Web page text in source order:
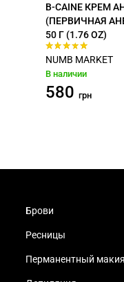
B-CAINE КРЕМ
(ПЕРВИЧНАЯ
50 Г (1.76 OZ)
NUMB MARKET
В наличии
580 грн
Брови
Ресницы
Перманентный